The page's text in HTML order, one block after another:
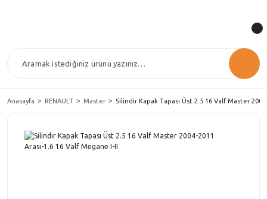
Anasayfa RENAULT Master Silindir Kapak Tapası Üst 2.5 16 Valf Master